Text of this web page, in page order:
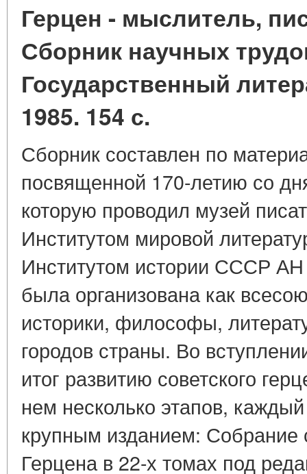
Герцен - мыслитель,
Сборник научных
Государственный
1985. 154 с.
Сборник составлен по
посвященной 170-летию со
которую проводил музей
Институтом мировой
Институтом истории СССР
была организована как
историки, философы,
городов страны. Во
итог развитию советского
нем несколько этапов,
крупным изданием: Собрание
Герцена в 22-х томах под